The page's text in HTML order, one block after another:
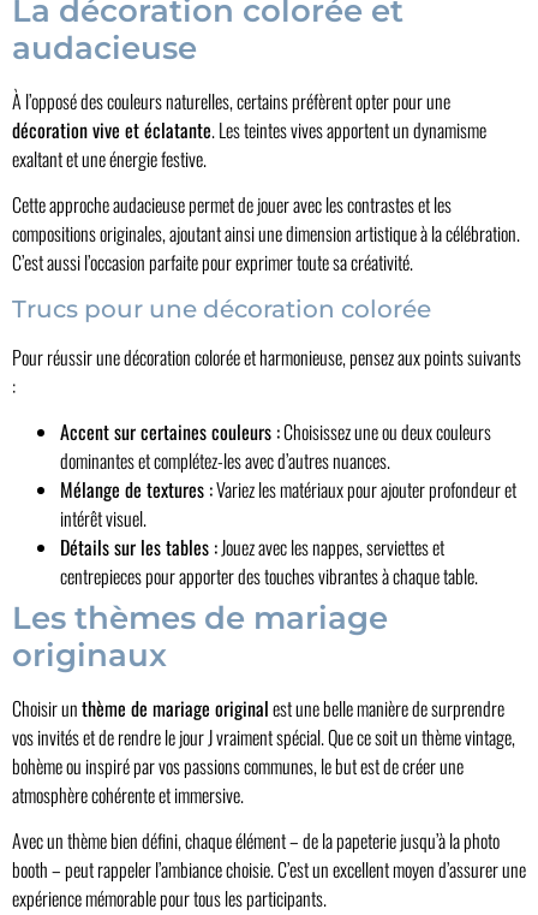
La décoration colorée et
audacieuse
À l’opposé des couleurs naturelles, certains préfèrent opter pour une
décoration vive et éclatante. Les teintes vives apportent un dynamisme
exaltant et une énergie festive.
Cette approche audacieuse permet de jouer avec les contrastes et les
compositions originales, ajoutant ainsi une dimension artistique à la célébration.
C’est aussi l’occasion parfaite pour exprimer toute sa créativité.
Trucs pour une décoration colorée
Pour réussir une décoration colorée et harmonieuse, pensez aux points suivants
:
Accent sur certaines couleurs :Choisissez une ou deux couleurs
dominantes et complétez-les avec d’autres nuances.
Mélange de textures :Variez les matériaux pour ajouter profondeur et
intérêt visuel.
Détails sur les tables :Jouez avec les nappes, serviettes et
centrepieces pour apporter des touches vibrantes à chaque table.
Les thèmes de mariage
originaux
Choisir unthème de mariage originalest une belle manière de surprendre
vos invités et de rendre le jour J vraiment spécial. Que ce soit un thème vintage,
bohème ou inspiré par vos passions communes, le but est de créer une
atmosphère cohérente et immersive.
Avec un thème bien défini, chaque élément – de la papeterie jusqu’à la photo
booth – peut rappeler l’ambiance choisie. C’est un excellent moyen d’assurer une
expérience mémorable pour tous les participants.